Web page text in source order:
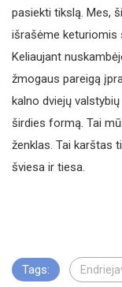
pasiekti tikslą. Mes,
išrašėme keturiomis
Keliaujant
žmogaus pareigą
kalno dviejų
širdies formą. Tai
ženklas. Tai karštas
šviesa ir tiesa.
Tags: